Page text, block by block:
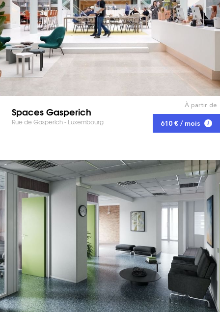
Spaces Gasperich
Rue de Gasperich - Luxembourg
À partir de
610 € / mois